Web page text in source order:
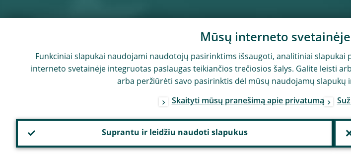
Mūsų interneto
Funkciniai slapukai naudojami naudotojų pasirinktims išsaugoti, analitiniai
interneto svetainėje integruotas paslaugas teikiančios trečiosios šalys. Galite leisti
arba peržiūrėti savo pasirinktis dėl mūsų naudojamų
Skaityti mūsų pranešimą apie privatumą
Suprantu ir leidžiu naudoti slapukus